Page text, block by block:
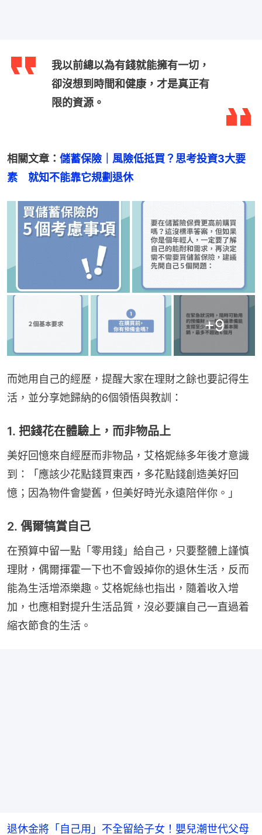
我以前總以為有錢就能擁有一切，
卻沒想到時間和健康，才是真正有
限的資源。
相關文章： 儲蓄保險｜風險低抵買？思考投資3大要
素　就知不能靠它規劃退休
+9
而她用自己的經歷，提醒大家在理財之餘也要記得生
活，並分享她歸納的6個領悟與教訓：
1. 把錢花在體驗上，而非物品上
美好回憶來自經歷而非物品，艾格妮絲多年後才意識
到：「應該少花點錢買東西，多花點錢創造美好回
憶；因為物件會變舊，但美好時光永遠陪伴你。」
2. 偶爾犒賞自己
在預算中留一點「零用錢」給自己，只要整體上謹慎
理財，偶爾揮霍一下也不會毀掉你的退休生活，反而
能為生活增添樂趣。艾格妮絲也指出，隨着收入增
加，也應相對提升生活品質，沒必要讓自己一直過着
縮衣節食的生活。
退休金將「自己用」不全留給子女！嬰兒潮世代父母